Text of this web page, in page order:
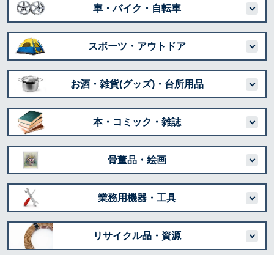
車・バイク・自転車
スポーツ・アウトドア
お酒・雑貨(グッズ)・台所用品
本・コミック・雑誌
骨董品・絵画
業務用機器・工具
リサイクル品・資源